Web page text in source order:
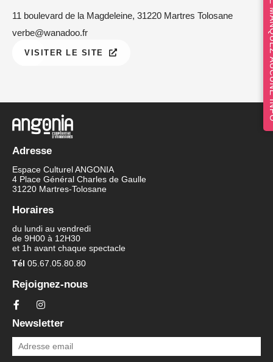
NE
11 boulevard de la Magdeleine, 31220 Martres Tolosane
verbe@wanadoo.fr
VISITER LE SITE
Adresse
Espace Culturel ANGONIA
4 Place Général Charles de Gaulle
31220 Martres-Tolosane
Horaires
du lundi au vendredi
de 9H00 à 12H30
et 1h avant chaque spectacle
Tél 05.67.05.80.80
Rejoignez-nous
Newsletter